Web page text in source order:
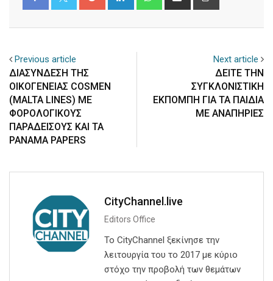
Previous article
ΔΙΑΣΥΝΔΕΣΗ ΤΗΣ
ΟΙΚΟΓΕΝΕΙΑΣ COSMEN
(MALTA LINES) ΜΕ
ΦΟΡΟΛΟΓΙΚΟΥΣ
ΠΑΡΑΔΕΙΣΟΥΣ ΚΑΙ ΤΑ
PANAMA PAPERS
Next article
ΔΕΙΤΕ ΤΗΝ
ΣΥΓΚΛΟΝΙΣΤΙΚΗ
ΕΚΠΟΜΠΗ ΓΙΑ ΤΑ ΠΑΙΔΙΑ
ΜΕ ΑΝΑΠΗΡΙΕΣ
CityChannel.live
Editors Office
Το CityChannel ξεκίνησε την
λειτουργία του το 2017 με κύριο
στόχο την προβολή των θεμάτων